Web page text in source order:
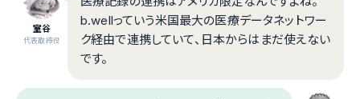
室谷
代表取締役
b.wellっていう米国最大の医療データネットワー
ク経由で連携していて、日本からはまだ使えない
です。